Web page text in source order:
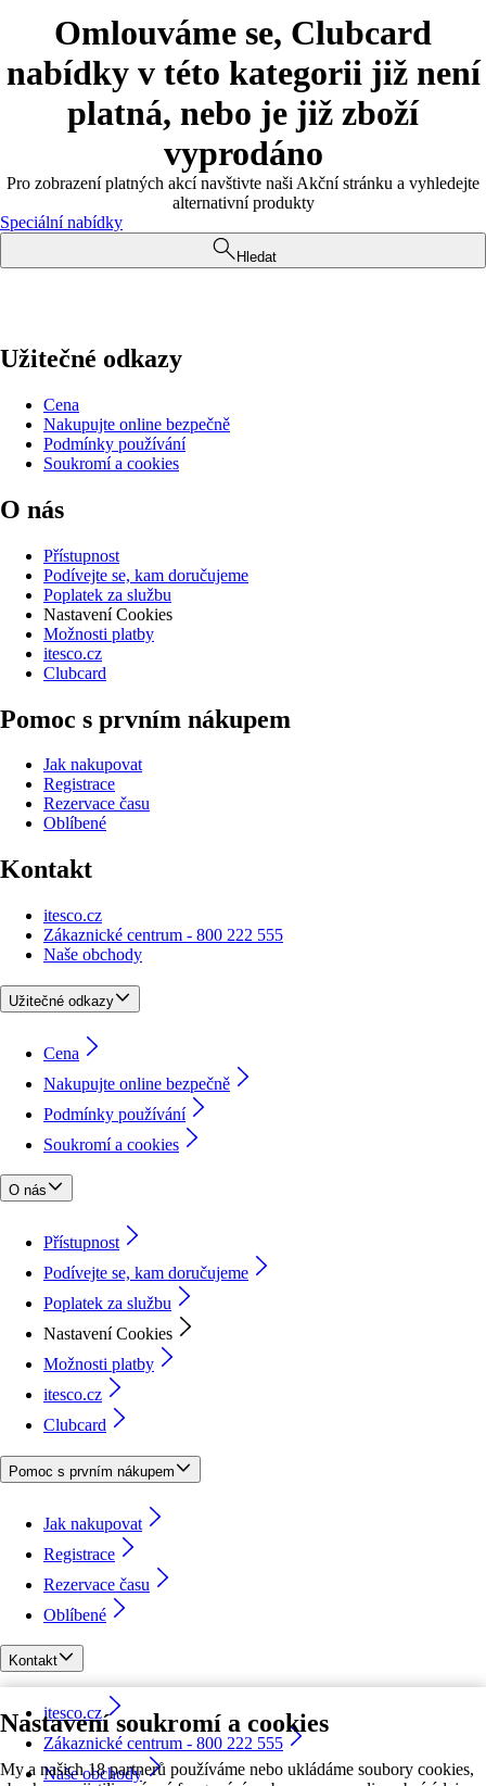
Nastavení soukromí a cookies
My a našich 18 partnerů používáme nebo ukládáme soubory cookies,
Omlouváme se, Clubcard
nabídky v této kategorii již není
platná, nebo je již zboží
vyprodáno
Pro zobrazení platných akcí navštivte naši Akční stránku a vyhledejte
alternativní produkty
Speciální nabídky
Hledat
Užitečné odkazy
Cena
Nakupujte online bezpečně
Podmínky používání
Soukromí a cookies
O nás
Přístupnost
Podívejte se, kam doručujeme
Poplatek za službu
Nastavení Cookies
Možnosti platby
itesco.cz
Clubcard
Pomoc s prvním nákupem
Jak nakupovat
Registrace
Rezervace času
Oblíbené
Kontakt
itesco.cz
Zákaznické centrum - 800 222 555
Naše obchody
Užitečné odkazy
Cena
Nakupujte online bezpečně
Podmínky používání
Soukromí a cookies
O nás
Přístupnost
Podívejte se, kam doručujeme
Poplatek za službu
Nastavení Cookies
Možnosti platby
itesco.cz
Clubcard
Pomoc s prvním nákupem
Jak nakupovat
Registrace
Rezervace času
Oblíbené
Kontakt
itesco.cz
Zákaznické centrum - 800 222 555
Naše obchody